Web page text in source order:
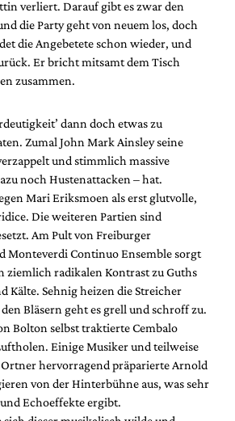
verliert. Darauf gibt es zwar den
die Party geht von neuem los, doch
die Angebetete schon wieder, und
Er bricht mitsamt dem Tisch
zusammen.
dann doch etwas zu
Zumal John Mark Ainsley seine
und stimmlich massive
noch Hustenattacken – hat.
Mari Eriksmoen als erst glutvolle,
Die weiteren Partien sind
Am Pult von Freiburger
Monteverdi Continuo Ensemble sorgt
ziemlich radikalen Kontrast zu Guths
Kälte. Sehnig heizen die Streicher
Bläsern geht es grell und schroff zu.
Bolton selbst traktierte Cembalo
Einige Musiker und teilweise
hervorragend präparierte Arnold
von der Hinterbühne aus, was sehr
Echoeffekte ergibt.